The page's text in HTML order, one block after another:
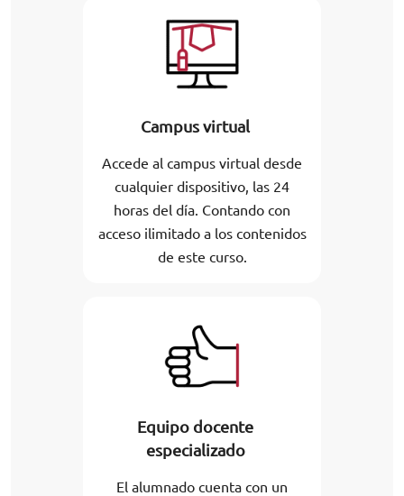
Campus virtual
Accede al campus virtual desde
cualquier dispositivo, las 24
horas del día. Contando con
acceso ilimitado a los contenidos
de este curso.
Equipo docente
especializado
El alumnado cuenta con un